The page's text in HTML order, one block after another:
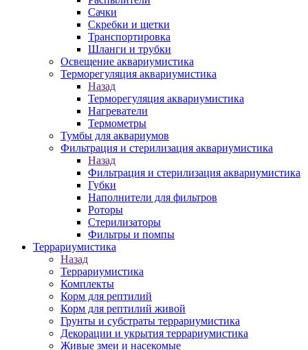
Сачки
Скребки и щетки
Транспортировка
Шланги и трубки
Освещение аквариумистика
Терморегуляция аквариумистика
Назад
Терморегуляция аквариумистика
Нагреватели
Термометры
Тумбы для аквариумов
Фильтрация и стерилизация аквариумистика
Назад
Фильтрация и стерилизация аквариумистика
Губки
Наполнители для фильтров
Роторы
Стерилизаторы
Фильтры и помпы
Террариумистика
Назад
Террариумистика
Комплекты
Корм для рептилий
Корм для рептилий живой
Грунты и субстраты террариумистика
Декорации и укрытия террариумистика
Живые змеи и насекомые